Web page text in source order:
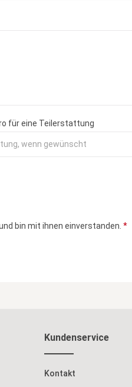
für eine Teilerstattung
bin mit ihnen einverstanden. *
Kundenservice
Kontakt